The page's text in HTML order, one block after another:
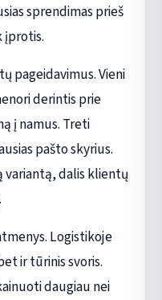
sprendimas prieš
įprotis.
pageidavimus. Vieni
derintis prie
į namus. Treti
pašto skyrius.
dalis klientų
Logistikoje
ir tūrinis svoris.
daugiau nei